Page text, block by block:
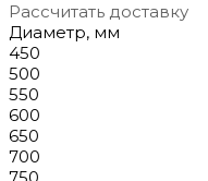
Рассчитать доставку
Диаметр, мм
450
500
550
600
650
700